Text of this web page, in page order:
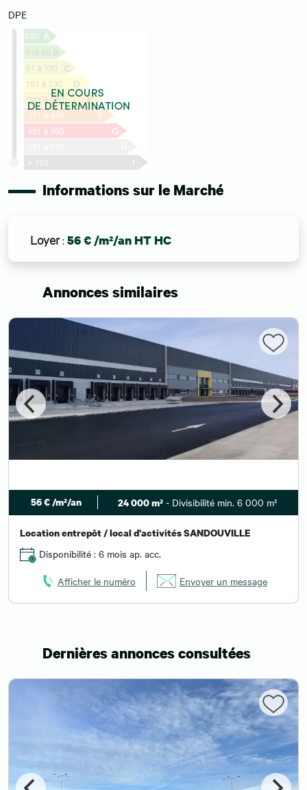
DPE
Informations sur le Marché
Loyer: 56 € /m²/an HT HC
Annonces similaires
56 € /m²/an 24 000 m²- Divisibilité min. 6 000 m²
Location entrepôt / local d'activités SANDOUVILLE
Disponibilité : 6 mois ap. acc.
Afficher le numéro Envoyer un message
Dernières annonces consultées